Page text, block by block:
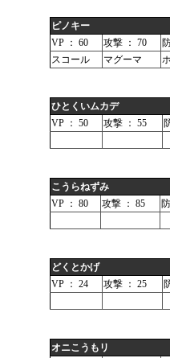
ピノキー
VP ： 60
攻撃 ： 70
スコール
マグーマ
ひとくいムカデ
VP ： 50
攻撃 ： 55
こうらねずみ
VP ： 80
攻撃 ： 85
どくとかげ
VP ： 24
攻撃 ： 25
オニこうもリ